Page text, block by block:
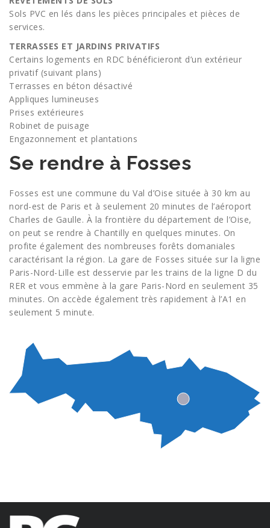
Sols PVC en lés dans les pièces principales et pièces de
services.
TERRASSES ET JARDINS PRIVATIFS
Certains logements en RDC bénéficieront d’un extérieur
privatif (suivant plans)
Terrasses en béton désactivé
Appliques lumineuses
Prises extérieures
Robinet de puisage
Engazonnement et plantations
Se rendre à Fosses
Fosses est une commune du Val d’Oise située à 30 km au
nord-est de Paris et à seulement 20 minutes de l’aéroport
Charles de Gaulle. À la frontière du département de l’Oise,
on peut se rendre à Chantilly en quelques minutes. On
profite également des nombreuses forêts domaniales
caractérisant la région. La gare de Fosses située sur la ligne
Paris-Nord-Lille est desservie par les trains de la ligne D du
RER et vous emmène à la gare Paris-Nord en seulement 35
minutes. On accède également très rapidement à l’A1 en
seulement 5 minute.